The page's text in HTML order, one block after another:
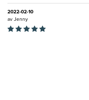
2022-02-10
av Jenny